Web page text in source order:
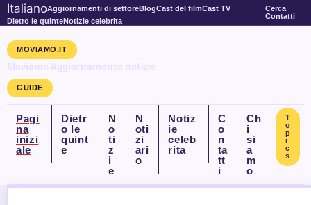
ItalianoAggiornamenti di settoreBlogCast del filmCast TV
Dietro le quinteNotizie celebrita
Cerca
Contatti
MOVIAMO.IT
Moviamo Aggiornamento notizie
GUIDE
Pagi
na
inizi
ale
Dietr
o le
quint
e
N
o
ti
z
i
e
N
oti
zi
ari
o
Notiz
ie
celeb
rita
C
o
n
ta
tt
i
Ch
i
si
a
m
o
T
o
p
i
c
s